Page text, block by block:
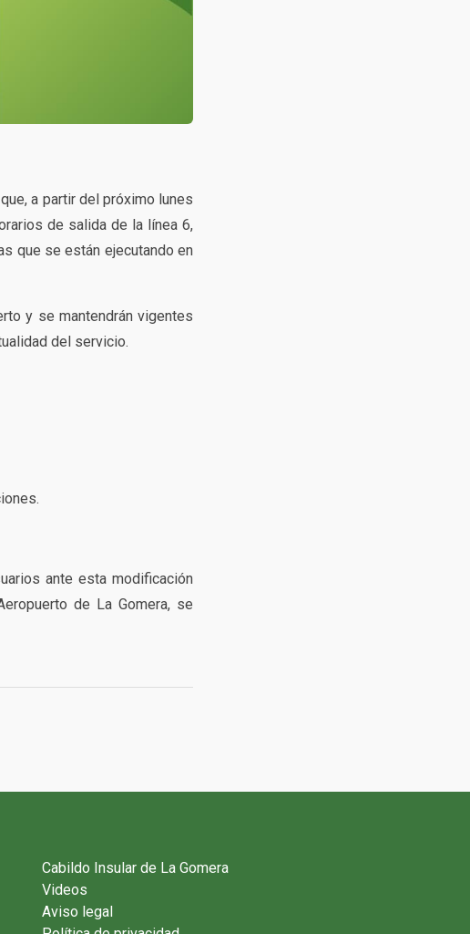
a partir del próximo lunes
de salida de la línea 6,
que se están ejecutando en
y se mantendrán vigentes
del servicio.
ante esta modificación
de La Gomera, se
Cabildo Insular de La Gomera
Videos
Aviso legal